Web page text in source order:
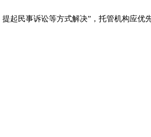
起民事诉讼等方式解决”，托管机构应优